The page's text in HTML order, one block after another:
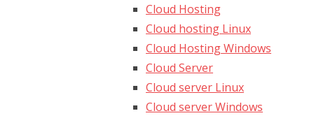
Cloud Hosting
Cloud hosting Linux
Cloud Hosting Windows
Cloud Server
Cloud server Linux
Cloud server Windows